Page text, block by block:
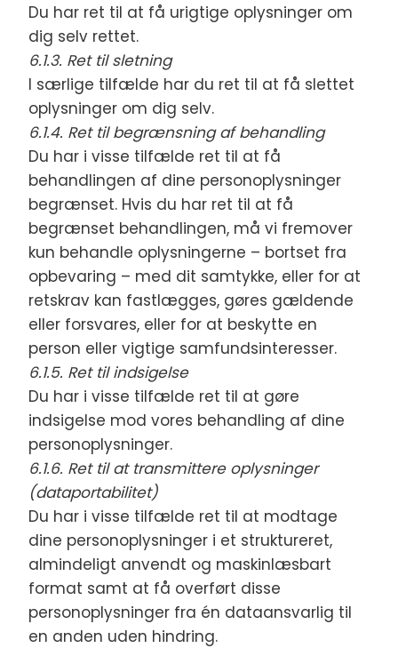
Du har ret til at få urigtige oplysninger om
dig selv rettet.
6.1.3. Ret til sletning
I særlige tilfælde har du ret til at få slettet
oplysninger om dig selv.
6.1.4. Ret til begrænsning af behandling
Du har i visse tilfælde ret til at få
behandlingen af dine personoplysninger
begrænset. Hvis du har ret til at få
begrænset behandlingen, må vi fremover
kun behandle oplysningerne – bortset fra
opbevaring – med dit samtykke, eller for at
retskrav kan fastlægges, gøres gældende
eller forsvares, eller for at beskytte en
person eller vigtige samfundsinteresser.
6.1.5. Ret til indsigelse
Du har i visse tilfælde ret til at gøre
indsigelse mod vores behandling af dine
personoplysninger.
6.1.6. Ret til at transmittere oplysninger
(dataportabilitet)
Du har i visse tilfælde ret til at modtage
dine personoplysninger i et struktureret,
almindeligt anvendt og maskinlæsbart
format samt at få overført disse
personoplysninger fra én dataansvarlig til
en anden uden hindring.